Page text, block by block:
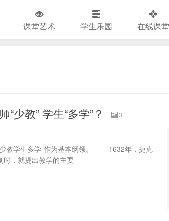
课堂艺术 学生乐园 在线课堂
少教” 学生“多学”？
3
教学生多学”作为基本纲领。 1632年，捷克
时，就提出教学的主要